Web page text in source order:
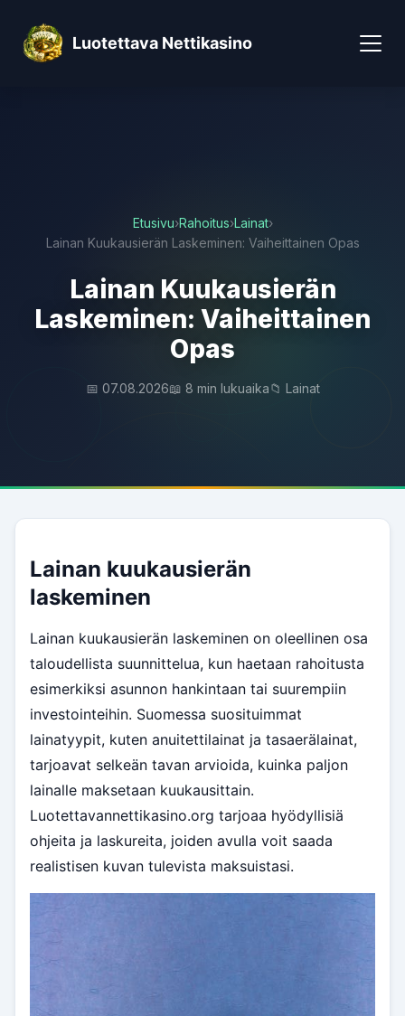
Luotettava Nettikasino
Etusivu›Rahoitus›Lainat›
Lainan Kuukausierän Laskeminen: Vaiheittainen Opas
Lainan Kuukausierän
Laskeminen: Vaiheittainen
Opas
📅 07.08.2026📖 8 min lukuaika📁 Lainat
Lainan kuukausierän
laskeminen
Lainan kuukausierän laskeminen on oleellinen osa
taloudellista suunnittelua, kun haetaan rahoitusta
esimerkiksi asunnon hankintaan tai suurempiin
investointeihin. Suomessa suosituimmat
lainatyypit, kuten anuitettilainat ja tasaerälainat,
tarjoavat selkeän tavan arvioida, kuinka paljon
lainalle maksetaan kuukausittain.
Luotettavannettikasino.org tarjoaa hyödyllisiä
ohjeita ja laskureita, joiden avulla voit saada
realistisen kuvan tulevista maksuistasi.